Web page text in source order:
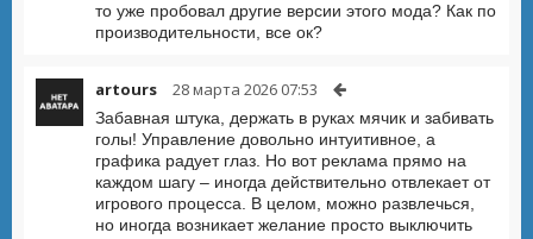
то уже пробовал другие версии этого мода? Как по
производительности, все ок?
artours 28 марта 2026 07:53
Забавная штука, держать в руках мячик и забивать
голы! Управление довольно интуитивное, а
графика радует глаз. Но вот реклама прямо на
каждом шагу – иногда действительно отвлекает от
игрового процесса. В целом, можно развлечься,
но иногда возникает желание просто выключить